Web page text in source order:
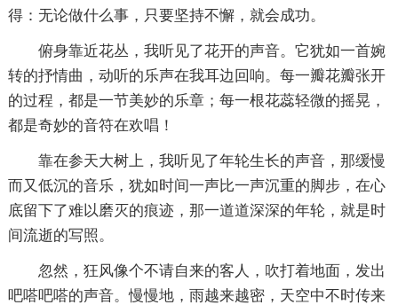
得：无论做什么事，只要坚持不懈，就会成功。
俯身靠近花丛，我听见了花开的声音。它犹如一首婉
转的抒情曲，动听的乐声在我耳边回响。每一瓣花瓣张开
的过程，都是一节美妙的乐章；每一根花蕊轻微的摇晃，
都是奇妙的音符在欢唱！
靠在参天大树上，我听见了年轮生长的声音，那缓慢
而又低沉的音乐，犹如时间一声比一声沉重的脚步，在心
底留下了难以磨灭的痕迹，那一道道深深的年轮，就是时
间流逝的写照。
忽然，狂风像个不请自来的客人，吹打着地面，发出
吧嗒吧嗒的声音。慢慢地，雨越来越密，天空中不时传来